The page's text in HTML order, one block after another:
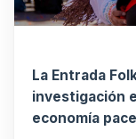
La Entrada
investigación
economía